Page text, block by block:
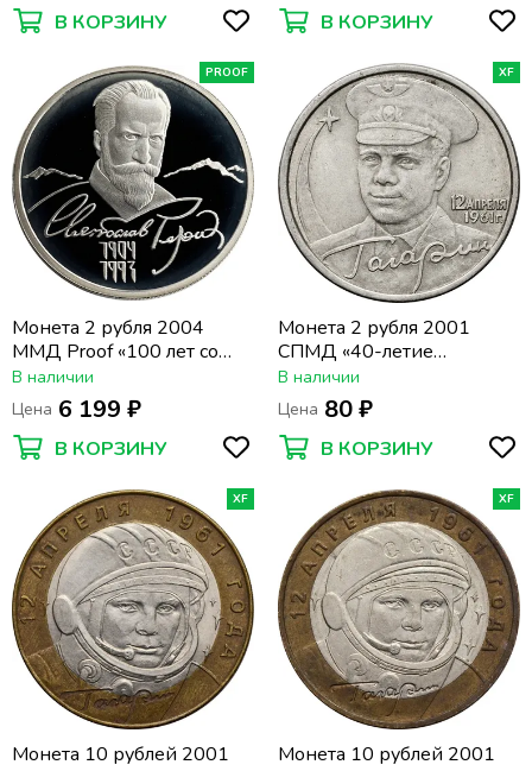
В КОРЗИНУ В КОРЗИНУ
PROOF
Монета 2 рубля 2004
ММД Proof «100 лет со
дня рождения Святослава
Рериха»
В наличии
Цена 6 199 ₽
В КОРЗИНУ
XF
Монета 2 рубля 2001
СПМД «40-летие
космического полета Ю.А.
Гагарина»
В наличии
Цена 80 ₽
В КОРЗИНУ
XF
Монета 10 рублей 2001
XF
Монета 10 рублей 2001